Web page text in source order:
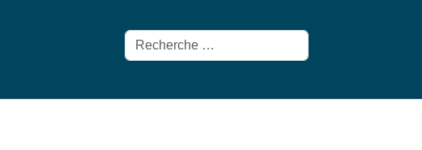
Rechercher